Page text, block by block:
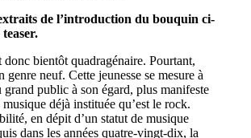
de l’introduction du bouquin ci-
teaser.
bientôt quadragénaire. Pourtant,
genre neuf. Cette jeunesse se mesure à
grand public à son égard, plus manifeste
déjà instituée qu’est le rock.
en dépit d’un statut de musique
dans les années quatre-vingt-dix, la